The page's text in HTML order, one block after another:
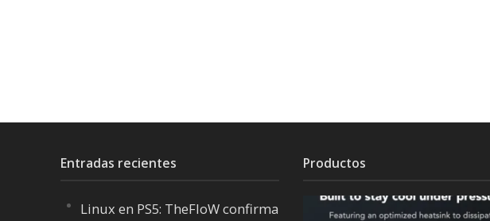
Entradas recientes
Linux en PS5: TheFloW confirma
Productos